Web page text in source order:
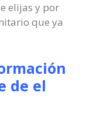
elijas y por
que ya
de el